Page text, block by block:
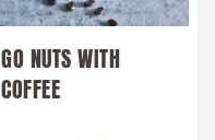
GO NUTS WITH
COFFEE